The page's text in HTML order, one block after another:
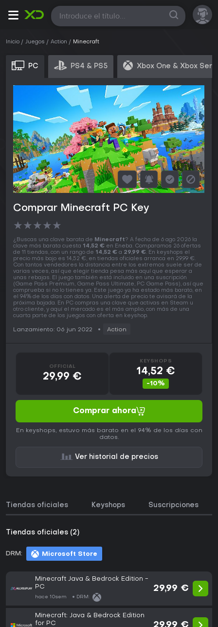
Todas
Inicio Juegos Action Minecraft
PC PS4 & PS5 Xbox One & Xbox
Comprar Minecraft PC Key
★★★★★
¿Buscas una clave barata de Minecraft? A fecha de 6 ago 2026 la
clave más barata cuesta 14,52 € en Eneba. Comparamos 26 ofertas
de 11 tiendas, con un rango de 14,52 € a 29,99 €. En keyshops el
precio más bajo es 14,52 €, en tiendas oficiales arranca en 29,99 €.
Con tantos vendedores la distancia entre los extremos suele ser de
varias veces, así que elegir tienda pesa más aquí que esperar a
unas rebajas. El juego también está incluido en una suscripción
(Game Pass Premium, Game Pass Ultimate, PC Game Pass), así que
comprueba si no lo tienes ya. Este juego ya ha estado más barato, en
el 94% de los días con datos. Una alerta de precio te avisará de la
próxima bajada. En PC compras una clave que activas en Steam u
otro cliente, y aquí el mercado es el más amplio, con más de una
cuarta parte de los juegos con oferta en keyshop.
Lanzamiento: 06 jun 2022 Action
OFFICIAL
29,99 €
KEYSHOPS
14,52 €
-10%
Comprar ahora
En keyshops, estuvo más barato en el 94% de los días con
datos.
Ver historial de precios
Tiendas oficiales Keyshops Suscripciones
Tiendas oficiales (2)
DRM: Microsoft Store
Minecraft Java & Bedrock Edition -
PC
hace 10sem DRM:
29,99 €
Minecraft: Java & Bedrock Edition
for PC
29,99 €